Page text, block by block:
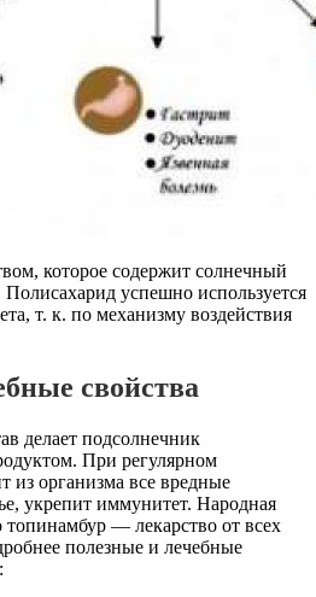
которое содержит солнечный
Полисахарид успешно используется
т. к. по механизму воздействия
свойства
делает подсолнечник
При регулярном
из организма все вредные
укрепит иммунитет. Народная
топинамбур — лекарство от всех
полезные и лечебные